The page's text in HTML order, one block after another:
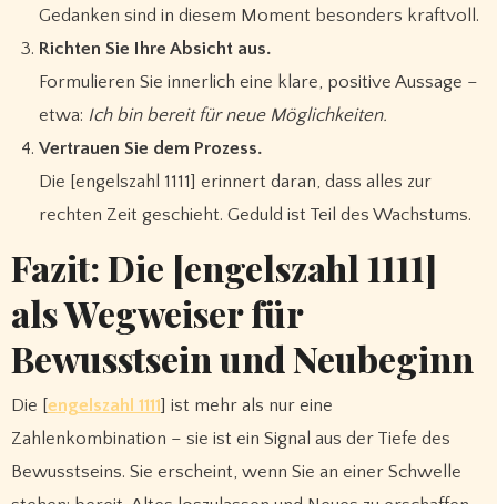
Gedanken sind in diesem Moment besonders kraftvoll.
Richten Sie Ihre Absicht aus.
Formulieren Sie innerlich eine klare, positive Aussage –
etwa: Ich bin bereit für neue Möglichkeiten.
Vertrauen Sie dem Prozess.
Die [engelszahl 1111] erinnert daran, dass alles zur
rechten Zeit geschieht. Geduld ist Teil des Wachstums.
Fazit: Die [engelszahl 1111]
als Wegweiser für
Bewusstsein und Neubeginn
Die [engelszahl 1111] ist mehr als nur eine
Zahlenkombination – sie ist ein Signal aus der Tiefe des
Bewusstseins. Sie erscheint, wenn Sie an einer Schwelle